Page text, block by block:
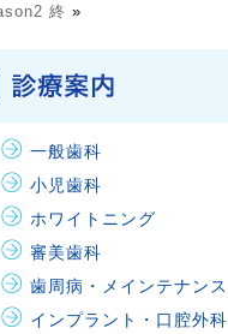
終 »
一般歯科
小児歯科
ホワイトニング
審美歯科
歯周病・メインテナンス
インプラント・口腔外科